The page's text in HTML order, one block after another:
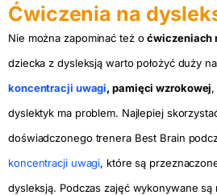
Ćwiczenia na
Nie można zapominać też oćwiczeniach
dziecka z dysleksją warto położyć duży
koncentracji uwagi, pamięci wzrokowej
dyslektyk ma problem. Najlepiej
doświadczonego trenera Best Brain
koncentracji uwagi, które są
dysleksją. Podczas zajęć wykonywane